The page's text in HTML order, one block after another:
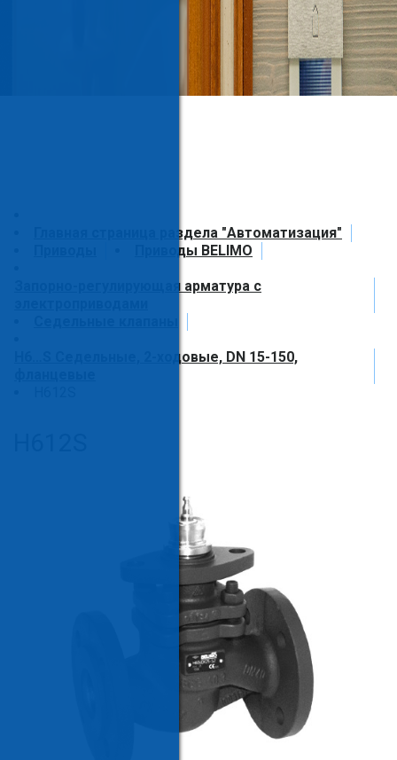
Главная страница раздела "Автоматизация"
Приводы BELIMO
Запорно-регулирующая арматура с
H6…S Седельные, 2-ходовые, DN 15-150,